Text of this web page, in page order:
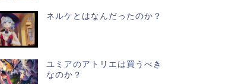
ネルケとはなんだったのか？
ユミアのアトリエは買うべき
なのか？